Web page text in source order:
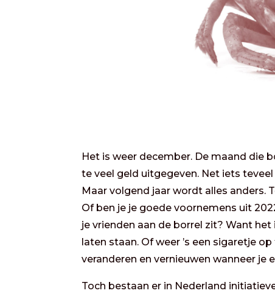
Het is weer december. De maand die
te veel geld uitgegeven. Net iets
Maar volgend jaar wordt alles anders.
Of ben je je goede voornemens uit
je vrienden aan de borrel zit? Want
laten staan. Of weer ’s een sigaretje
veranderen en vernieuwen wanneer
Toch bestaan er in Nederland